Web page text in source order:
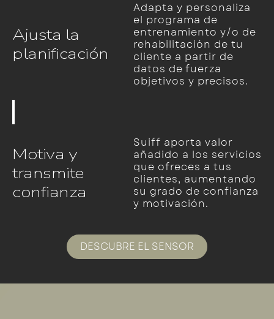
Ajusta la
planificación
Adapta y personaliza
el programa de
entrenamiento y/o de
rehabilitación de tu
cliente a partir de
datos de fuerza
objetivos y precisos.
Motiva y
transmite
confianza
Suiff aporta valor
añadido a los servicios
que ofreces a tus
clientes, aumentando
su grado de confianza
y motivación.
DESCUBRE EL SENSOR